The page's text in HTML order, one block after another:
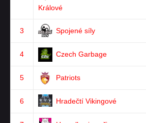
Králové
3 Spojené síly
4 Czech Garbage
5 Patriots
6 Hradečtí Vikingové